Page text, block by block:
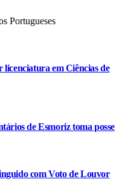
licenciatura em Ciências de
de Esmoriz toma posse
com Voto de Louvor